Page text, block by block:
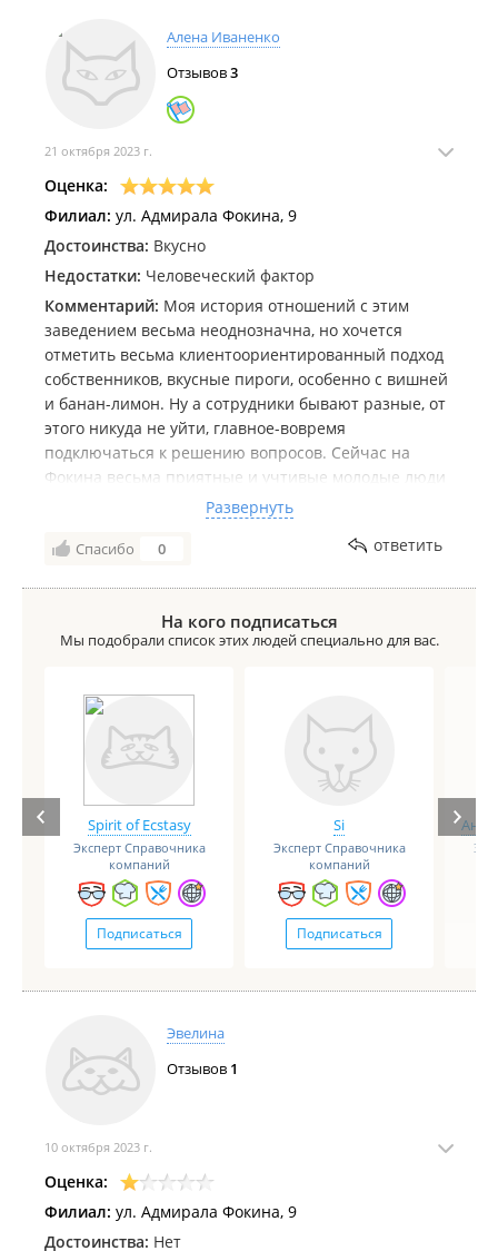
Алена Иваненко
Отзывов3
21 октября 2023 г.
Оценка:
Филиал: ул. Адмирала Фокина, 9
Достоинства: Вкусно
Недостатки: Человеческий фактор
Комментарий: Моя история отношений с этим
заведением весьма неоднозначна, но хочется
отметить весьма клиентоориентированный подход
собственников, вкусные пироги, особенно с вишней
и банан-лимон. Ну а сотрудники бывают разные, от
этого никуда не уйти, главное-вовремя
подключаться к решению вопросов. Сейчас на
Фокина весьма приятные и учтивые молодые люди
на кассе. я работаю совсем рядом-поэтому
продолжу посещать заведение и желаю
дальнейшего улучшения сервиса!
Развернуть
Спасибо 0 ответить
На кого подписаться
Мы подобрали список этих людей специально для вас.
Spirit of Ecstasy
Эксперт Справочника
компаний
Подписаться
Si
Эксперт Справочника
компаний
Подписаться
Эвелина
Отзывов 1
10 октября 2023 г.
Оценка:
Филиал: ул. Адмирала Фокина, 9
Достоинства: Нет